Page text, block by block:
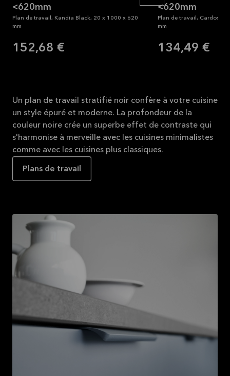
Un plan de travail stratifié noir confère à votre cuisine
un style épuré et moderne. La profondeur de la
couleur noire crée un superbe effet de contraste qui
s'harmonise à merveille avec les cuisines minimalistes
comme avec les cuisines plus classiques.
Plans de travail
<620mm
Plan de travail, Kandia Black, 20 x 1000 x 620
mm
152,68 €
<620mm
Plan de travail, Cardoso
mm
134,49 €